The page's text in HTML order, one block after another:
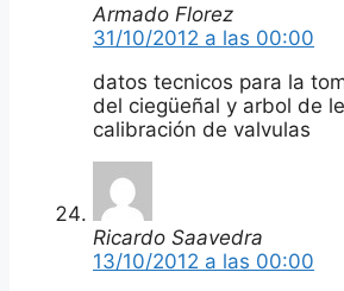
Armado Florez
31/10/2012 a las 00:00
datos tecnicos para la
del ciegüeñal y arbol de
calibración de valvulas
Ricardo Saavedra
13/10/2012 a las 00:00